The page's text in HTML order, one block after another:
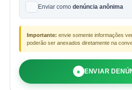
Enviar como denúncia anônima
Importante: envie somente informações
poderão ser anexados diretamente na
● ENVIAR